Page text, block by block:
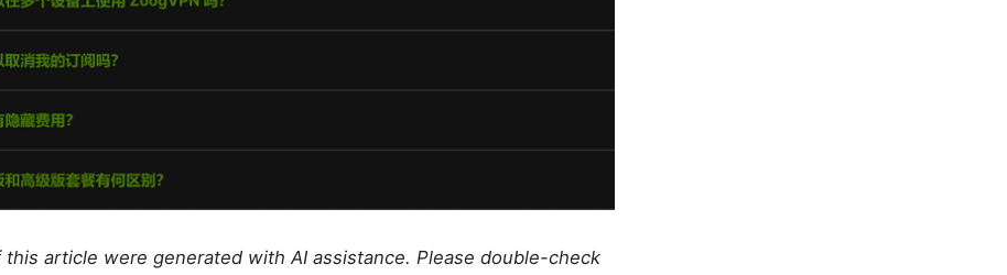
this article were generated with AI assistance. Please double-check